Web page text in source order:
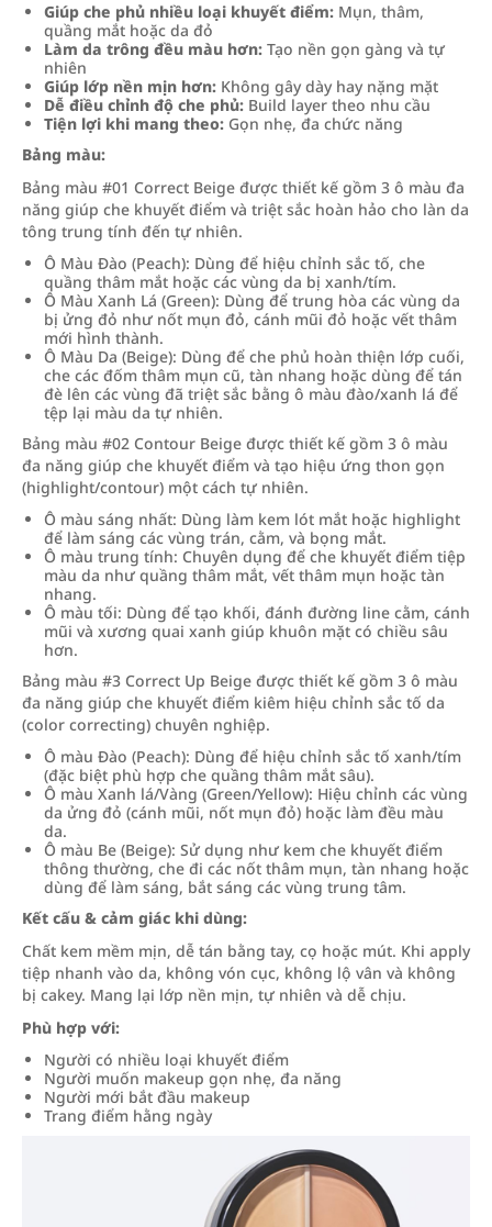
Giúp che phủ nhiều loại khuyết điểm: Mụn, thâm,
quầng mắt hoặc da đỏ
Làm da trông đều màu hơn: Tạo nền gọn gàng và tự
nhiên
Giúp lớp nền mịn hơn: Không gây dày hay nặng mặt
Dễ điều chỉnh độ che phủ: Build layer theo nhu cầu
Tiện lợi khi mang theo: Gọn nhẹ, đa chức năng
Bảng màu:
Bảng màu #01 Correct Beige được thiết kế gồm 3 ô màu đa
năng giúp che khuyết điểm và triệt sắc hoàn hảo cho làn da
tông trung tính đến tự nhiên.
Ô Màu Đào (Peach): Dùng để hiệu chỉnh sắc tố, che
quầng thâm mắt hoặc các vùng da bị xanh/tím.
Ô Màu Xanh Lá (Green): Dùng để trung hòa các vùng da
bị ửng đỏ như nốt mụn đỏ, cánh mũi đỏ hoặc vết thâm
mới hình thành.
Ô Màu Da (Beige): Dùng để che phủ hoàn thiện lớp cuối,
che các đốm thâm mụn cũ, tàn nhang hoặc dùng để tán
đè lên các vùng đã triệt sắc bằng ô màu đào/xanh lá để
tệp lại màu da tự nhiên.
Bảng màu #02 Contour Beige được thiết kế gồm 3 ô màu
đa năng giúp che khuyết điểm và tạo hiệu ứng thon gọn
(highlight/contour) một cách tự nhiên.
Ô màu sáng nhất: Dùng làm kem lót mắt hoặc highlight
để làm sáng các vùng trán, cằm, và bọng mắt.
Ô màu trung tính: Chuyên dụng để che khuyết điểm tiệp
màu da như quầng thâm mắt, vết thâm mụn hoặc tàn
nhang.
Ô màu tối: Dùng để tạo khối, đánh đường line cằm, cánh
mũi và xương quai xanh giúp khuôn mặt có chiều sâu
hơn.
Bảng màu #3 Correct Up Beige được thiết kế gồm 3 ô màu
đa năng giúp che khuyết điểm kiêm hiệu chỉnh sắc tố da
(color correcting) chuyên nghiệp.
Ô màu Đào (Peach): Dùng để hiệu chỉnh sắc tố xanh/tím
(đặc biệt phù hợp che quầng thâm mắt sâu).
Ô màu Xanh lá/Vàng (Green/Yellow): Hiệu chỉnh các vùng
da ửng đỏ (cánh mũi, nốt mụn đỏ) hoặc làm đều màu
da.
Ô màu Be (Beige): Sử dụng như kem che khuyết điểm
thông thường, che đi các nốt thâm mụn, tàn nhang hoặc
dùng để làm sáng, bắt sáng các vùng trung tâm.
Kết cấu & cảm giác khi dùng:
Chất kem mềm mịn, dễ tán bằng tay, cọ hoặc mút. Khi apply
tiệp nhanh vào da, không vón cục, không lộ vân và không
bị cakey. Mang lại lớp nền mịn, tự nhiên và dễ chịu.
Phù hợp với:
Người có nhiều loại khuyết điểm
Người muốn makeup gọn nhẹ, đa năng
Người mới bắt đầu makeup
Trang điểm hằng ngày